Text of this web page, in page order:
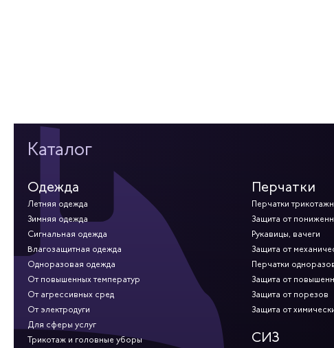
Каталог
Одежда
Летняя одежда
Зимняя одежда
Сигнальная одежда
Влагозащитная одежда
Одноразовая одежда
От повышенных температур
От агрессивных сред
От электродуги
Для сферы услуг
Трикотаж и головные уборы
Перчатки
Перчатки
Защита от
Рукавицы, вачеги
Защита от
Перчатки
Защита от
Защита от порезов
Защита от
СИЗ